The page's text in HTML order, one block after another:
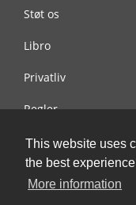
This website uses
the best
More information
Støt os
Libro
Privatliv
Regler
Kontakt os